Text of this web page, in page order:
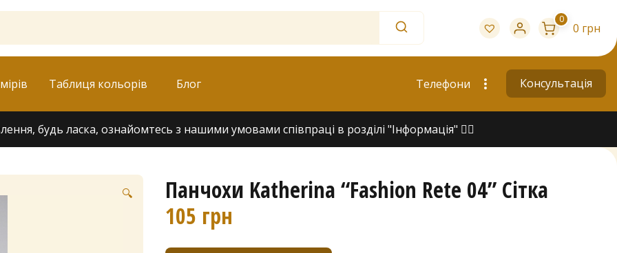
0
0 грн
Таблиця кольорів Блог Телефони Консультація
будь ласка, ознайомтесь з нашими умовами співпраці в розділі "Інформація" 👇🏻
🔍
Панчохи Katherina “Fashion Rete 04” Сітка
105 грн